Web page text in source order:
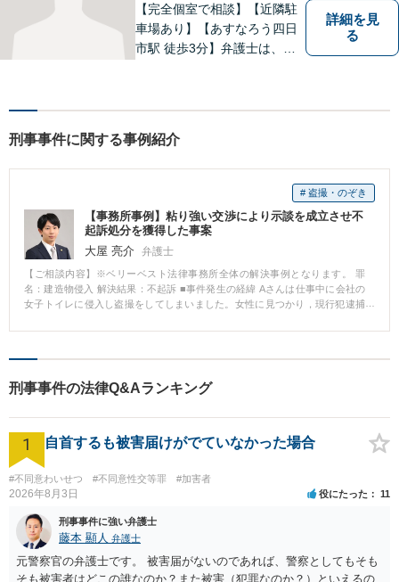
【完全個室で相談】【近隣駐
車場あり】【あすなろう四日
市駅 徒歩3分】弁護士は、依
でも聞いてください。 問題解
しょう。
詳細を見
る
刑事事件に関する事例紹介
# 盗撮・のぞき
【事務所事例】粘り強い交渉により示談を成立させ不
起訴処分を獲得した事案
大屋 亮介 弁護士
【ご相談内容】※ベリーベスト法律事務所全体の解決事例となります。 罪
名：建造物侵入 解決結果：不起訴 ■事件発生の経緯 Aさんは仕事中に会社の
女子トイレに侵入し盗撮をしてしまいました。女性に見つかり，現行犯逮捕
撮し現行犯逮捕されたとの相談が入りました。直ちに事実関係を確認し，接
た。 その後は，被害者の方との示談交渉に取り組みました。被害者の方は当
初示談について消極的でしたが，Aさんの謝罪の手紙などにより反省の意を伝
すんなりと示談を受け入れてくれることは，決して多くはありません。 本件
でも被害者の方は精神的に示談することは受け入れがたいというお気持ちで
した。そのような中でも，真摯に反省の意を伝え，粘り強く交渉を続けるこ
とによって，当方の意向をご理解いただくことができ，無事示談が成立しま
した。示談交渉には数か月を要してしまいましたが，不起訴処分を獲得する
ことができたので，Aさんにも満足していただくことができました。 このよ
うに，弁護士の粘り強い交渉が解決のポイントとなりました。
刑事事件の法律Q&Aランキング
1 自首するも被害届けがでていなかった場合
#不同意わいせつ #不同意性交等罪 #加害者
2026年8月3日 役にたった 11
刑事事件に強い弁護士
藤本 顯人 弁護士
元警察官の弁護士です。 被害届がないのであれば、警察としてもそも
そも被害者はどこの誰なのか？また被害（犯罪なのか？）といえるの